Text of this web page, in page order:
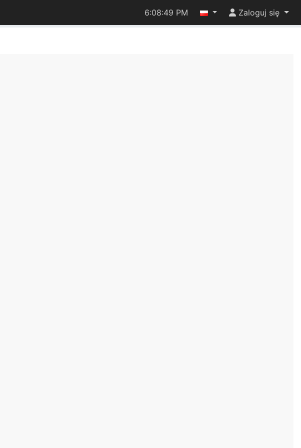
6:08:49 PM Zaloguj się